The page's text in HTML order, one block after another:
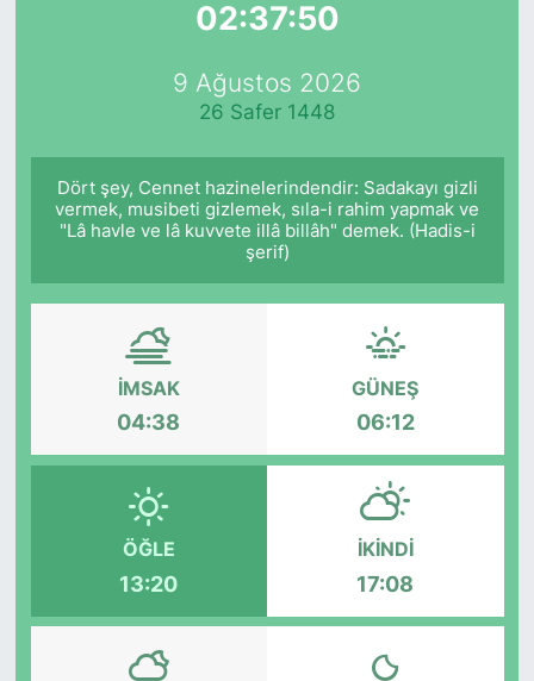
02:37:50
9 Ağustos 2026
26 Safer 1448
Dört şey, Cennet hazinelerindendir: Sadakayı gizli
vermek, musibeti gizlemek, sıla-i rahim yapmak ve
"Lâ havle ve lâ kuvvete illâ billâh" demek. (Hadis-i
şerif)
İMSAK
04:38
GÜNEŞ
06:12
ÖĞLE
13:20
İKINDI
17:08
Spor
ŞİRKET HABERLERİ
SAVUNMA SANAYİ
FUAR HABERLERİ
FUAR TAKVİMİ
Amerika Fuarları
FUAR RAPORU
FESTİVAL HABERLERİ
FESTİVAL TAKVİMİ
KONGRE HABERLERİ
KONGRE TAKVİMİ